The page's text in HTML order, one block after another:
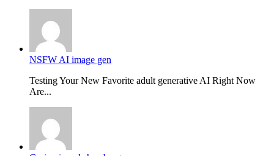
NSFW AI image gen
Testing Your New Favorite adult generative AI Right Now
Are...